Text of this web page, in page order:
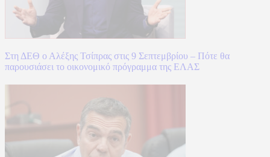
Στη ΔΕΘ ο Αλέξης Τσίπρας στις 9 Σεπτεμβρίου – Πότε θα
παρουσιάσει το οικονομικό πρόγραμμα της ΕΛΑΣ